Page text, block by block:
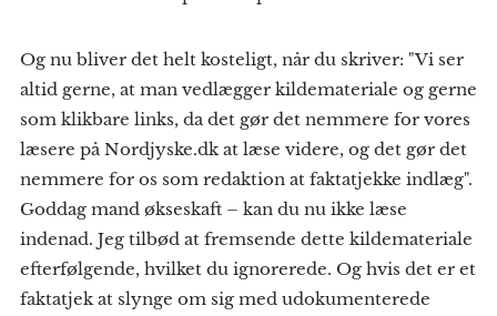
Og nu bliver det helt kosteligt, når du skriver: "Vi ser
altid gerne, at man vedlægger kildemateriale og gerne
som klikbare links, da det gør det nemmere for vores
læsere på Nordjyske.dk at læse videre, og det gør det
nemmere for os som redaktion at faktatjekke indlæg".
Goddag mand økseskaft – kan du nu ikke læse
indenad. Jeg tilbød at fremsende dette kildemateriale
efterfølgende, hvilket du ignorerede. Og hvis det er et
faktatjek at slynge om sig med udokumenterede